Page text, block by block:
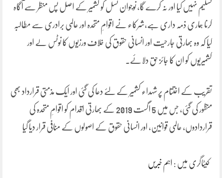
تسلیم نہیں کیا اور نہ کرے گا، نوجوان نسل کو کشمیر کے اصل پس منظر سے آگاہ
کرنا ہماری ذمہ داری ہے،شرکاء نے اقوامِ متحدہ اور عالمی برادری سے مطالبہ
کیا کہ وہ بھارتی جارحیت اور انسانی حقوق کی خلاف ورزیوں کا نوٹس لے اور
کشمیریوں کو ان کا جائز حق دلائے۔
تقریب کے اختتام پر شہداء کشمیر کے لئے دعا کی گئی اور ایک مذمتی قرارداد بھی
منظور کی گئی، جس میں 5 اگست 2019 کے بھارتی اقدام کو اقوامِ متحدہ کی
قراردادوں، عالمی قوانین، اور انسانی حقوق کے اصولوں کے منافی قرار دیا گیا
کیٹاگری میں : اہم خبریں